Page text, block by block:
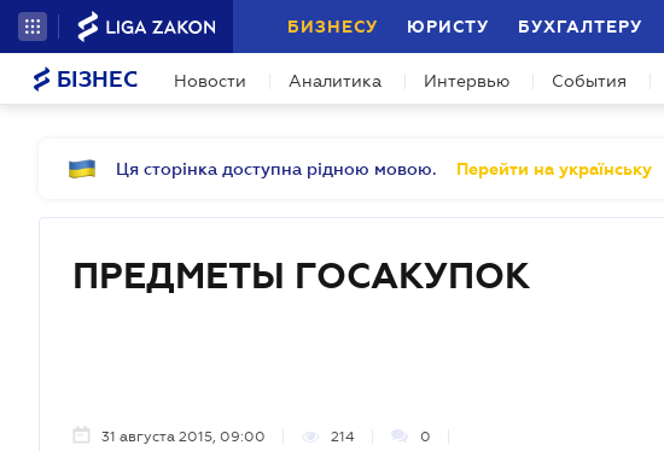
БИЗНЕСУ ЮРИСТУ БУХГАЛТЕРУ
БІЗНЕС Новости Аналитика Интервью События
Ця сторінка доступна рідною мовою. Перейти на українську
ПРЕДМЕТЫ ГОСАКУПОК
31 августа 2015, 09:00 214 0